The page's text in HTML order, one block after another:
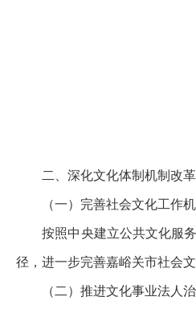
二、深化文化体制机制改革
（一）完善社会文化工作机
按照中央建立公共文化服
径，进一步完善嘉峪关市社会
（二）推进文化事业法人